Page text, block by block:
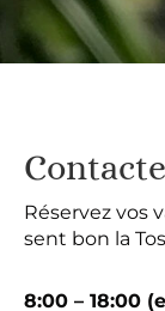
Réservez vos
sent bon la
8:00 – 18:00